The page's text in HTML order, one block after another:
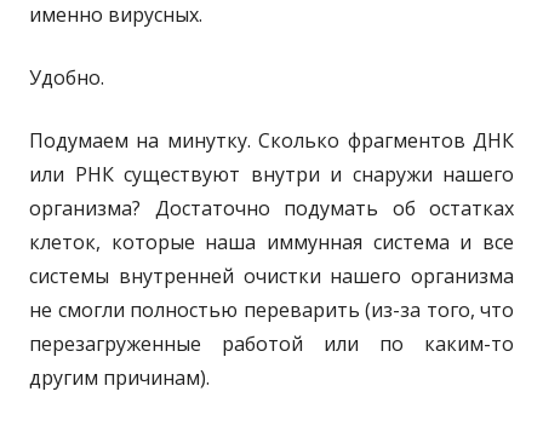
именно вирусных.
Удобно.
Подумаем на минутку. Сколько фрагментов ДНК
или РНК существуют внутри и снаружи нашего
организма? Достаточно подумать об остатках
клеток, которые наша иммунная система и все
системы внутренней очистки нашего организма
не смогли полностью переварить (из-за того, что
перезагруженные работой или по каким-то
другим причинам).